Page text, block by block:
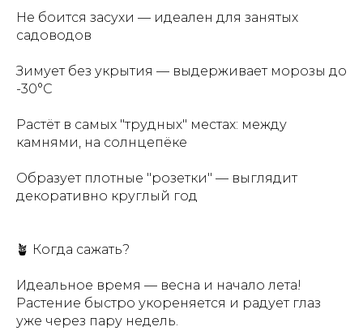
Не боится засухи — идеален для занятых
садоводов
Зимует без укрытия — выдерживает морозы до
-30°C
Растёт в самых "трудных" местах: между
камнями, на солнцепёке
Образует плотные "розетки" — выглядит
декоративно круглый год
🪴 Когда сажать?
Идеальное время — весна и начало лета!
Растение быстро укореняется и радует глаз
уже через пару недель.